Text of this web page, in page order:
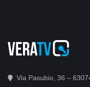
Via Pasubio, 36 –